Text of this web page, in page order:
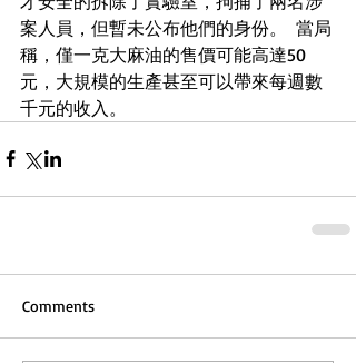
案人員，但暫未公布他們的身份。  當局
稱，僅一克大麻油的售價可能高達50
元，大規模的生產甚至可以帶來每週數
千元的收入。
Comments